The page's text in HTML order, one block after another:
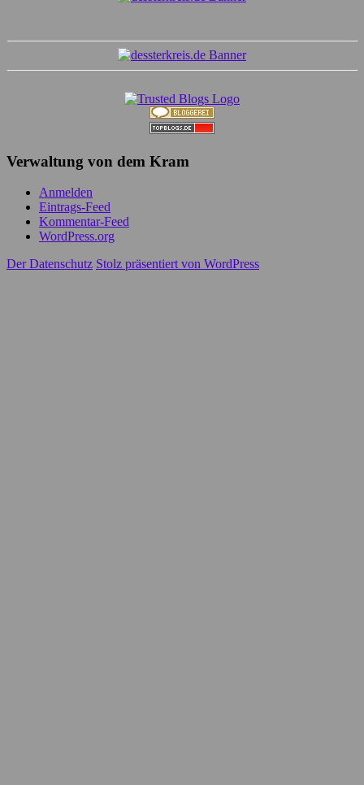
Verwaltung von dem Kram
Anmelden
Eintrags-Feed
Kommentar-Feed
WordPress.org
Der Datenschutz Stolz präsentiert von WordPress